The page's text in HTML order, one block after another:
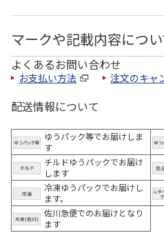
マークや記載内容につ
よくあるお問い合わせ
お支払い方法 注文のキャ
配送情報について
ゆうパック等でお届けしま
す
チルドゆうパックでお届け
します
冷凍ゆうパックでお届けし
ます。
佐川急便でのお届けとなり
ます